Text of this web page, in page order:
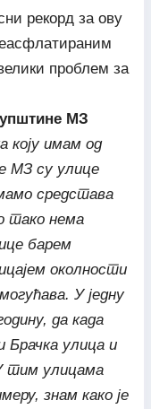
рекорд за ову
проблем за
МЗ
коју имам од
МЗ су улице
средстава
тако нема
барем
околности
У једну
да када
Брачка улица и
тим улицама
знам како је